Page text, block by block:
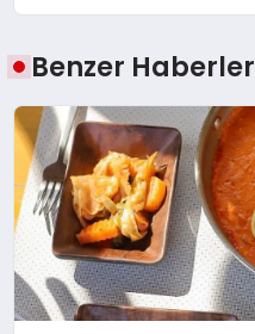
Benzer Haberler